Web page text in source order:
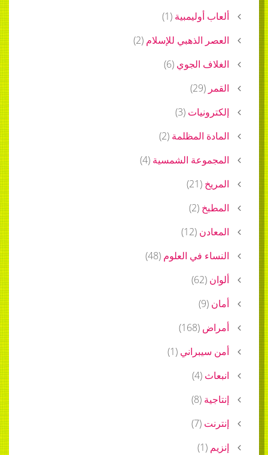
ألعاب أوليمبية (
1
)
العصر الذهبي للإسلام (
2
)
الغلاف الجوي (
6
)
القمر (
29
)
إلكترونيات (
3
)
المادة المظلمة (
2
)
المجموعة الشمسية (
4
)
المريخ (
21
)
المطبخ (
2
)
المعادن (
12
)
النساء في العلوم (
48
)
ألوان (
62
)
أمان (
9
)
أمراض (
168
)
أمن سيبراني (
1
)
انبعاث (
4
)
إنتاجية (
8
)
إنترنت (
7
)
إنزيم (
1
)